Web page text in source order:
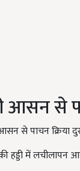
आसन से
से पाचन क्रिया
हड्डी में लचीलापन